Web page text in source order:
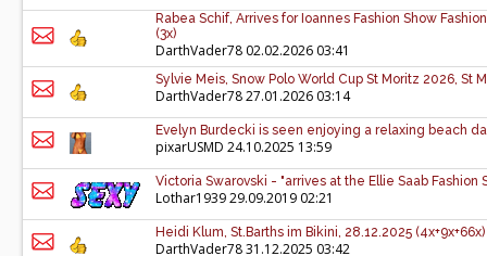
Rabea Schif, Arrives for Ioannes Fashion Show
(3x)
DarthVader78 02.02.2026 03:41
Sylvie Meis, Snow Polo World Cup St Moritz 2026, St
DarthVader7827.01.2026 03:14
Evelyn Burdecki is seen enjoying a relaxing beach
pixarUSMD 24.10.2025 13:59
Victoria Swarovski - "arrives at the Ellie Saab Fashion
Lothar193929.09.2019 02:21
Heidi Klum, St.Barths im Bikini, 28.12.2025 (4x+9x+66x)
DarthVader7831.12.2025 03:42